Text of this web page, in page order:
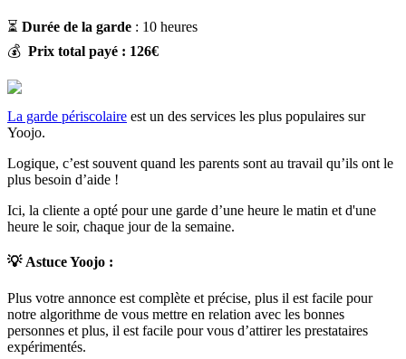
⏳ Durée de la garde : 10 heures
💰 Prix total payé : 126€
La garde périscolaire est un des services les plus populaires sur
Yoojo.
Logique, c’est souvent quand les parents sont au travail qu’ils ont le
plus besoin d’aide !
Ici, la cliente a opté pour une garde d’une heure le matin et d'une
heure le soir, chaque jour de la semaine.
💡 Astuce Yoojo :
Plus votre annonce est complète et précise, plus il est facile pour
notre algorithme de vous mettre en relation avec les bonnes
personnes et plus, il est facile pour vous d’attirer les prestataires
expérimentés.